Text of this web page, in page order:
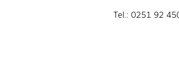
Tel.: 0251 92